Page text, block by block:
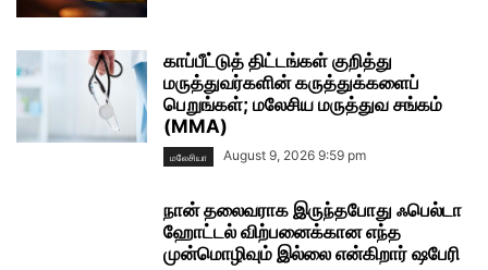
காப்பீட்டுத் திட்டங்கள் குறித்து
மருத்துவர்களின் கருத்துக்களைப்
பெறுங்கள்; மலேசிய மருத்துவ சங்கம்
(MMA)
மலேசியா August 9, 2026 9:59 pm
நான் தலைவராக இருந்தபோது ஃபெல்டா
ஹோட்டல் விற்பனைக்கான எந்த
முன்மொழிவும் இல்லை என்கிறார் ஷபேரி